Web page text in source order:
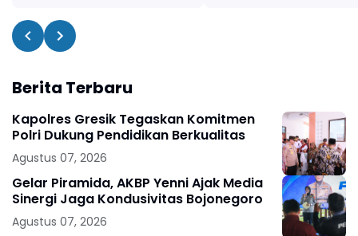
Berita Terbaru
Kapolres Gresik Tegaskan Komitmen
Polri Dukung Pendidikan Berkualitas
Agustus 07, 2026
Gelar Piramida, AKBP Yenni Ajak Media
Sinergi Jaga Kondusivitas Bojonegoro
Agustus 07, 2026